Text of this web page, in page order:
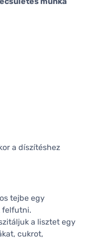
a díszítéshez
tejbe egy
felfutni.
a lisztet egy
cukrot,